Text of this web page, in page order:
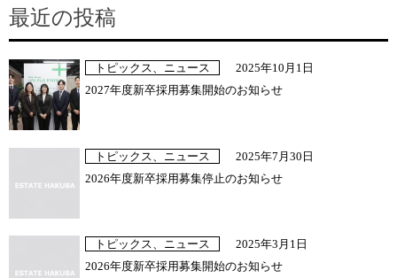
最近の投稿
トピックス、ニュース
2025年10月1日
2027年度新卒採用募集開始のお知らせ
トピックス、ニュース
2025年7月30日
2026年度新卒採用募集停止のお知らせ
トピックス、ニュース
2025年3月1日
2026年度新卒採用募集開始のお知らせ